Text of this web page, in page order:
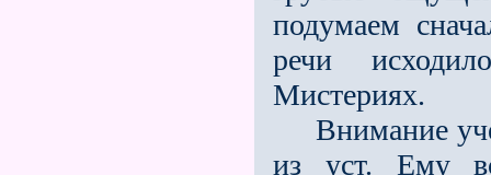
подумаем
речи
Мистериях.
Внимание
из уст. Ему